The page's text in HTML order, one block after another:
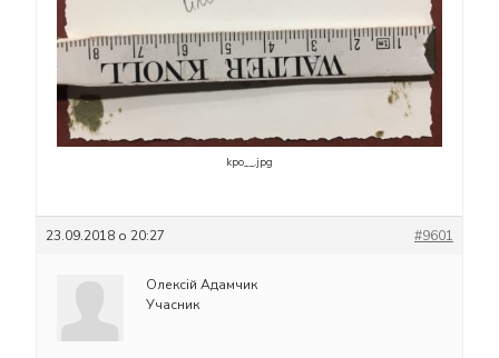
kpo__.jpg
23.09.2018 о 20:27 #9601
Олексій Адамчик
Учасник